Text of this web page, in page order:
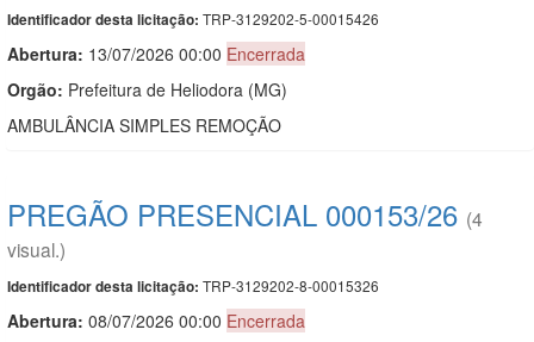
Identificador desta licitação: TRP-3129202-5-00015426
Abertura: 13/07/2026 00:00 Encerrada
Orgão: Prefeitura de Heliodora (MG)
AMBULÂNCIA SIMPLES REMOÇÃO
PREGÃO PRESENCIAL 000153/26 (4
visual.)
Identificador desta licitação: TRP-3129202-8-00015326
Abertura: 08/07/2026 00:00 Encerrada